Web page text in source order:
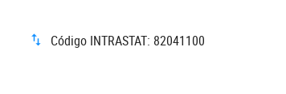
Código INTRASTAT: 82041100